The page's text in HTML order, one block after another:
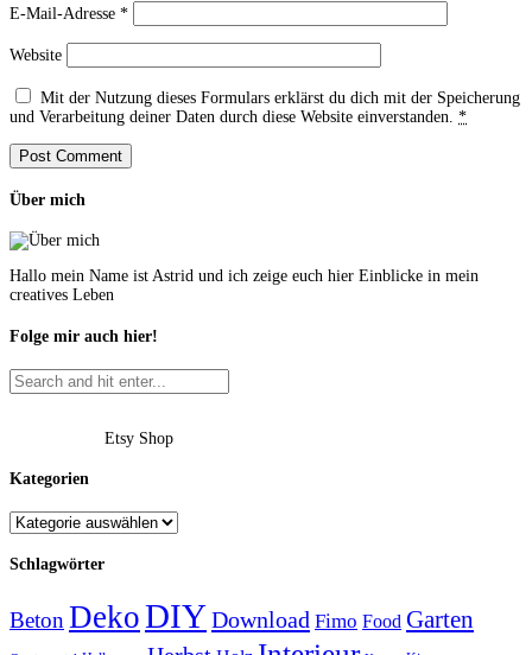
E-Mail-Adresse *
Website
Mit der Nutzung dieses Formulars erklärst du dich mit der Speicherung
und Verarbeitung deiner Daten durch diese Website einverstanden. *
Über mich
Hallo mein Name ist Astrid und ich zeige euch hier Einblicke in mein
creatives Leben
Folge mir auch hier!
Etsy Shop
Kategorien
Schlagwörter
Beton DekoDIYDownload Fimo Food Garten